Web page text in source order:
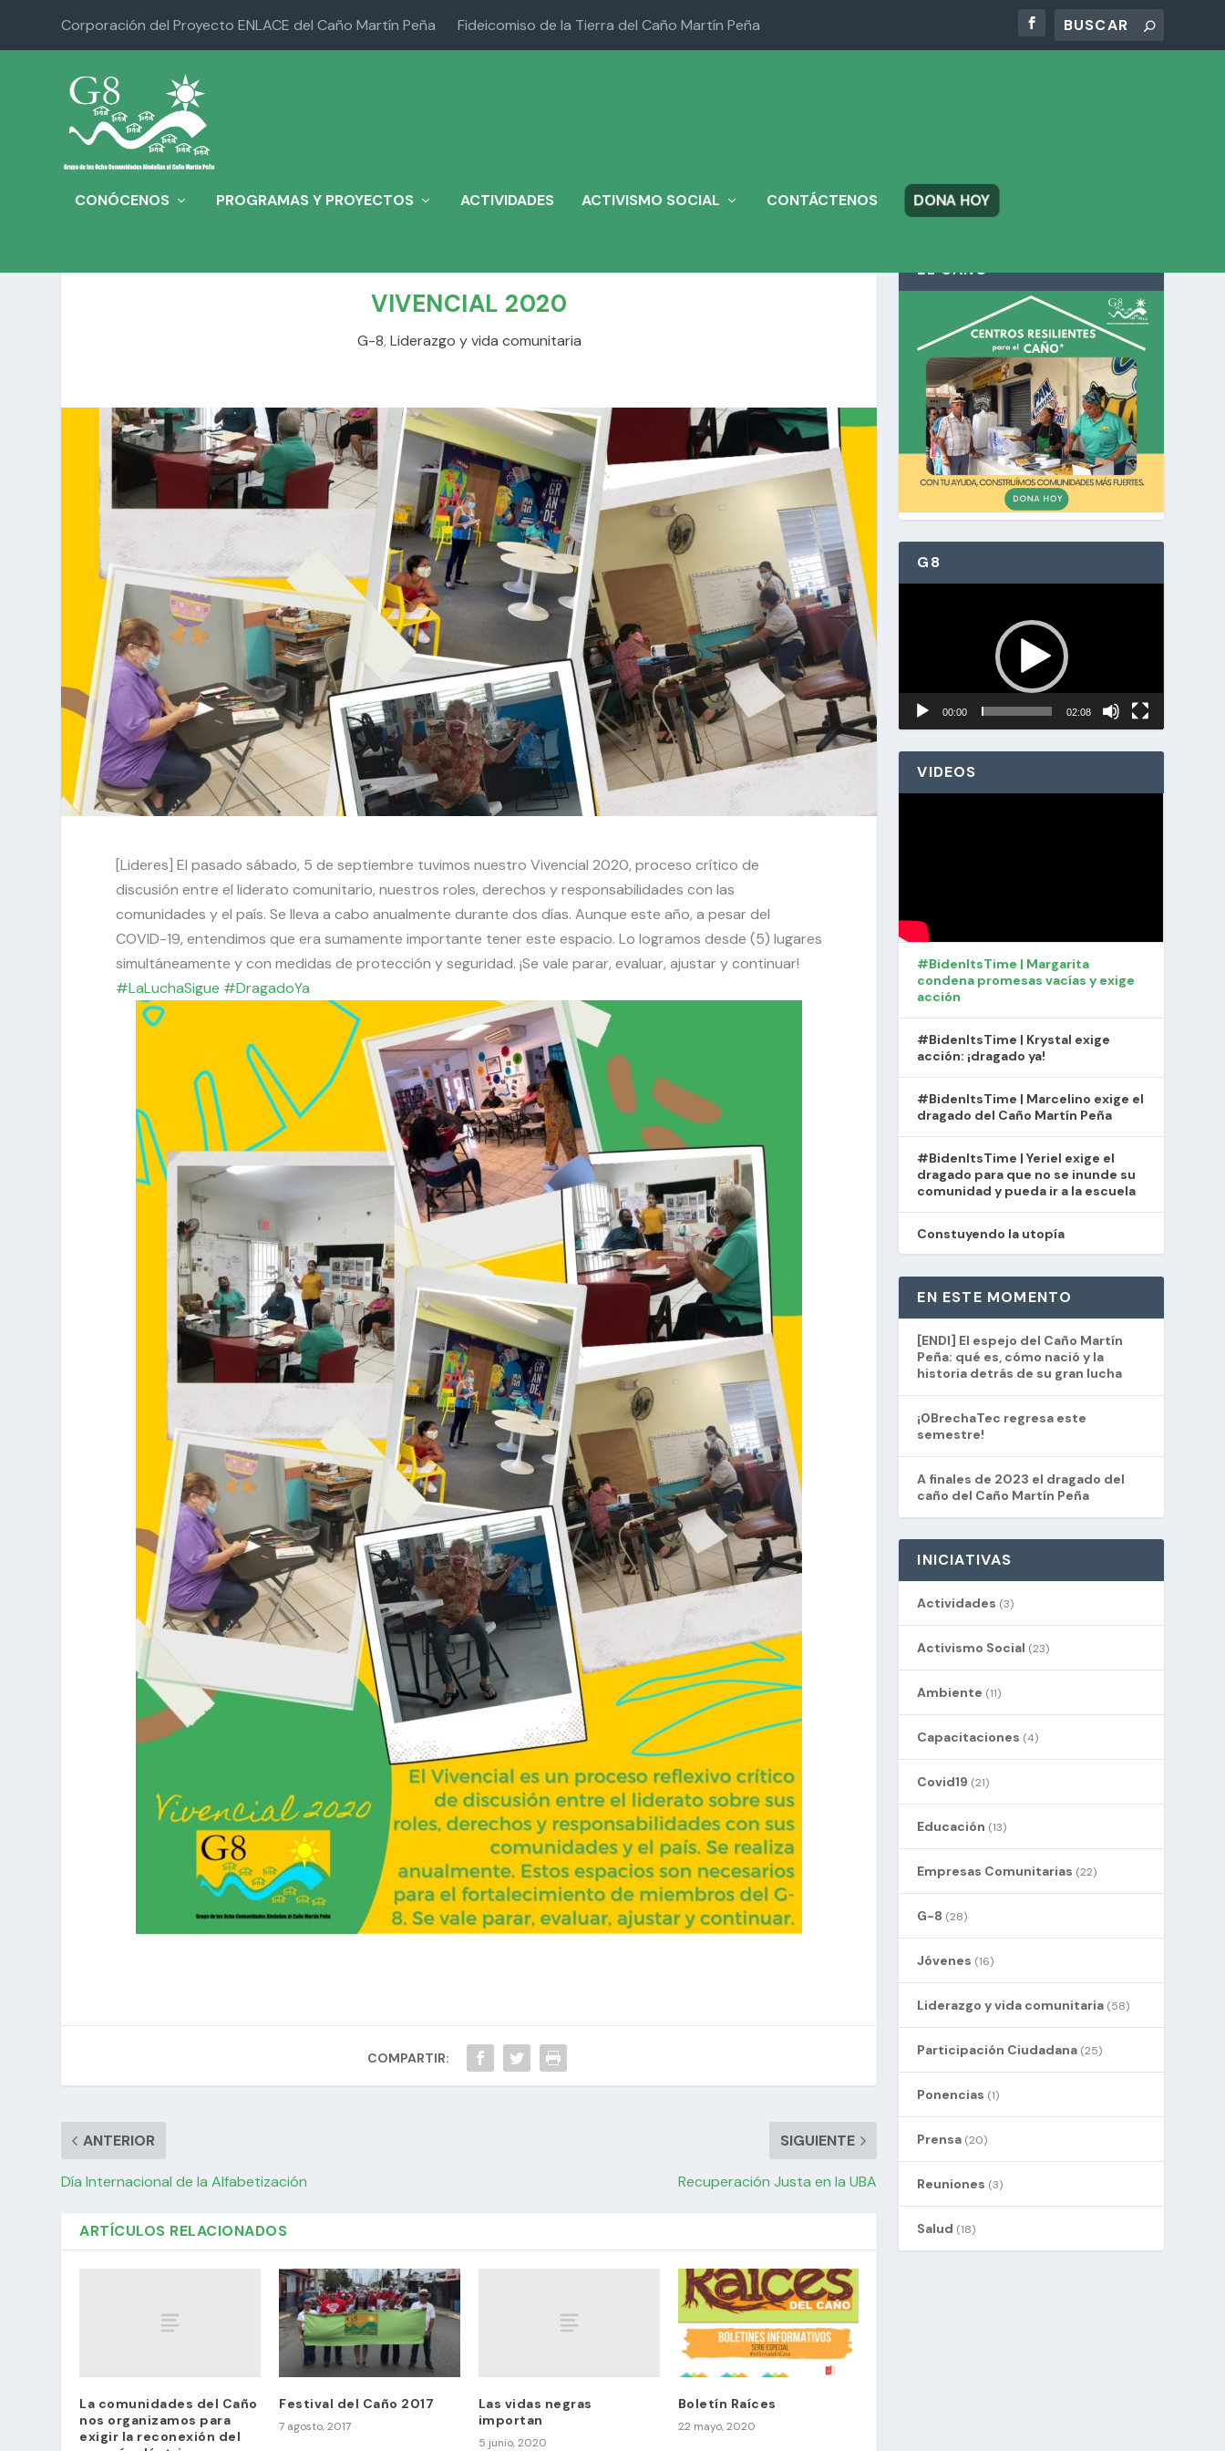
Corporación del Proyecto ENLACE del Caño Martín Peña Fideicomiso de la Tierra del Caño Martín Peña
CONÓCENOS PROGRAMAS Y PROYECTOS ACTIVIDADES ACTIVISMO SOCIAL CONTÁCTENOS DONA HOY
VIVENCIAL 2020
G-8, Liderazgo y vida comunitaria
[Lideres] El pasado sábado, 5 de septiembre tuvimos nuestro Vivencial 2020, proceso crítico de
discusión entre el liderato comunitario, nuestros roles, derechos y responsabilidades con las
comunidades y el país. Se lleva a cabo anualmente durante dos días. Aunque este año, a pesar del
COVID-19, entendimos que era sumamente importante tener este espacio. Lo logramos desde (5) lugares
simultáneamente y con medidas de protección y seguridad. ¡Se vale parar, evaluar, ajustar y continuar!
#LaLuchaSigue #DragadoYa
COMPARTIR:
ANTERIOR
Día Internacional de la Alfabetización
SIGUIENTE
Recuperación Justa en la UBA
ARTÍCULOS RELACIONADOS
La comunidades del Caño
nos organizamos para
exigir la reconexión del
Festival del Caño 2017
7 agosto, 2017
Las vidas negras
importan
5 junio, 2020
Boletín Raíces
22 mayo, 2020
EL CAÑO*
G8
00:00 02:08
VIDEOS
#BidenItsTime | Margarita
condena promesas vacías y exige
acción
#BidenItsTime | Krystal exige
acción: ¡dragado ya!
#BidenItsTime | Marcelino exige el
dragado del Caño Martín Peña
#BidenItsTime | Yeriel exige el
dragado para que no se inunde su
comunidad y pueda ir a la escuela
Constuyendo la utopía
EN ESTE MOMENTO
[ENDI] El espejo del Caño Martín
Peña: qué es, cómo nació y la
historia detrás de su gran lucha
¡0BrechaTec regresa este
semestre!
A finales de 2023 el dragado del
caño del Caño Martín Peña
INICIATIVAS
Actividades (3)
Activismo Social (23)
Ambiente (11)
Capacitaciones (4)
Covid19 (21)
Educación (13)
Empresas Comunitarias (22)
G-8 (28)
Jóvenes (16)
Liderazgo y vida comunitaria (58)
Participación Ciudadana (25)
Ponencias (1)
Prensa (20)
Reuniones (3)
Salud (18)